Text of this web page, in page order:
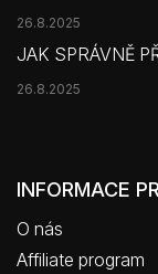
26.8.2025
JAK SPRÁVNĚ
26.8.2025
INFORMACE
O nás
Affiliate program